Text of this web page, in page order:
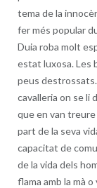
tema de la
fer més popular
Duia roba molt
estat luxosa. Les
peus destrossats.
cavalleria on se li
que en van treure
part de la seva
capacitat de
de la vida dels
flama amb la mà